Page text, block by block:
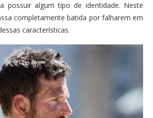
possuir algum tipo de identidade. Neste
completamente batida por falharem em
características.